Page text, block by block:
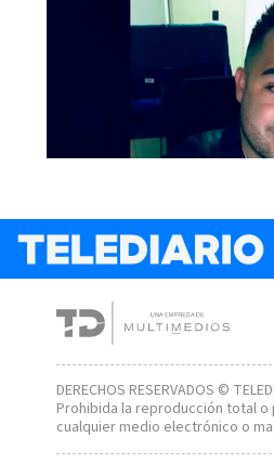
DERECHOS RESERVADOS ©
Prohibida la reproducción total o
cualquier medio electrónico o